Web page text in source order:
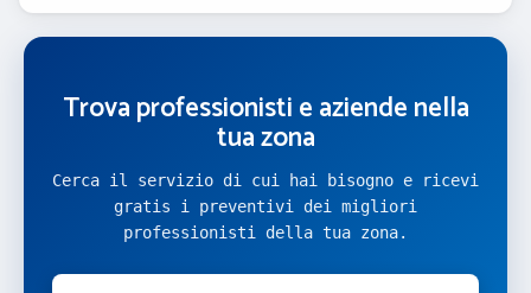
Trova professionisti e aziende nella
tua zona
Cerca il servizio di cui hai bisogno e ricevi
gratis i preventivi dei migliori
professionisti della tua zona.